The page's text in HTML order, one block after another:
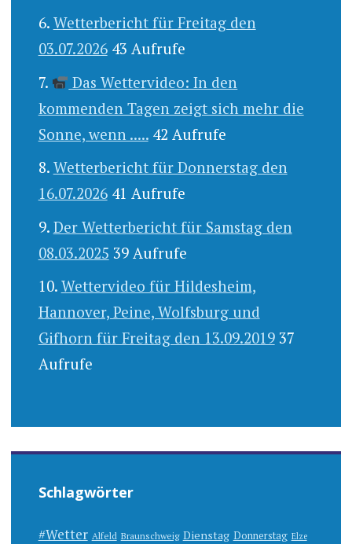
Wetterbericht für Freitag den
03.07.2026 43 Aufrufe
Das Wettervideo: In den
kommenden Tagen zeigt sich mehr die
Sonne, wenn ..... 42 Aufrufe
Wetterbericht für Donnerstag den
16.07.2026 41 Aufrufe
Der Wetterbericht für Samstag den
08.03.2025 39 Aufrufe
Wettervideo für Hildesheim,
Hannover, Peine, Wolfsburg und
Gifhorn für Freitag den 13.09.2019 37
Aufrufe
Schlagwörter
#Wetter Alfeld Braunschweig Dienstag Donnerstag Elze